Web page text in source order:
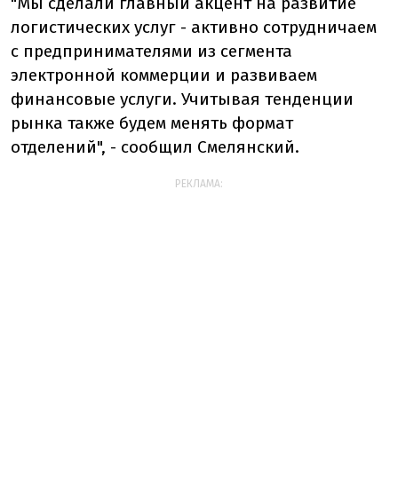
логистических услуг - активно сотрудничаем
с предпринимателями из сегмента
электронной коммерции и развиваем
финансовые услуги. Учитывая тенденции
рынка также будем менять формат
отделений", - сообщил Смелянский.
РЕКЛАМА: